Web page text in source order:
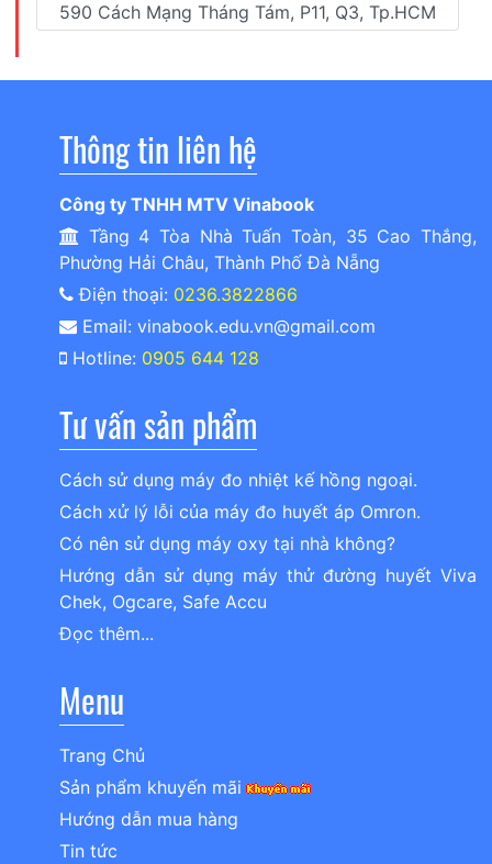
590 Cách Mạng Tháng Tám, P11, Q3, Tp.HCM
Thông tin liên hệ
Công ty TNHH MTV Vinabook
Tầng 4 Tòa Nhà Tuấn Toàn, 35 Cao Thắng,
Phường Hải Châu, Thành Phố Đà Nẵng
Điện thoại: 0236.3822866
Email: vinabook.edu.vn@gmail.com
Hotline: 0905 644 128
Tư vấn sản phẩm
Cách sử dụng máy đo nhiệt kế hồng ngoại.
Cách xử lý lỗi của máy đo huyết áp Omron.
Có nên sử dụng máy oxy tại nhà không?
Hướng dẫn sử dụng máy thử đường huyết Viva
Chek, Ogcare, Safe Accu
Đọc thêm...
Menu
Trang Chủ
Sản phẩm khuyến mãi
Hướng dẫn mua hàng
Tin tức